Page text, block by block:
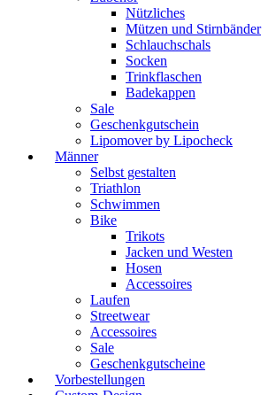
Nützliches
Mützen und Stirnbänder
Schlauchschals
Socken
Trinkflaschen
Badekappen
Sale
Geschenkgutschein
Lipomover by Lipocheck
Männer
Selbst gestalten
Triathlon
Schwimmen
Bike
Trikots
Jacken und Westen
Hosen
Accessoires
Laufen
Streetwear
Accessoires
Sale
Geschenkgutscheine
Vorbestellungen